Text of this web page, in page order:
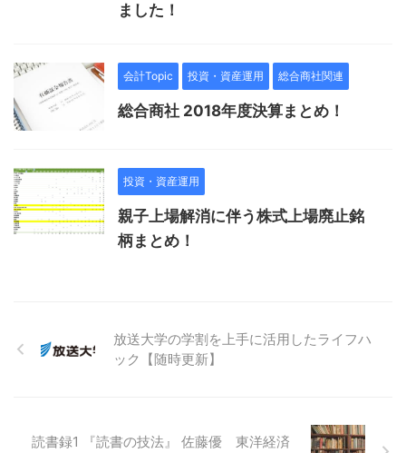
ました！
会計Topic 投資・資産運用 総合商社関連
総合商社 2018年度決算まとめ！
投資・資産運用
親子上場解消に伴う株式上場廃止銘
柄まとめ！
放送大学の学割を上手に活用したライフハ
ック【随時更新】
読書録1 『読書の技法』 佐藤優 東洋経済